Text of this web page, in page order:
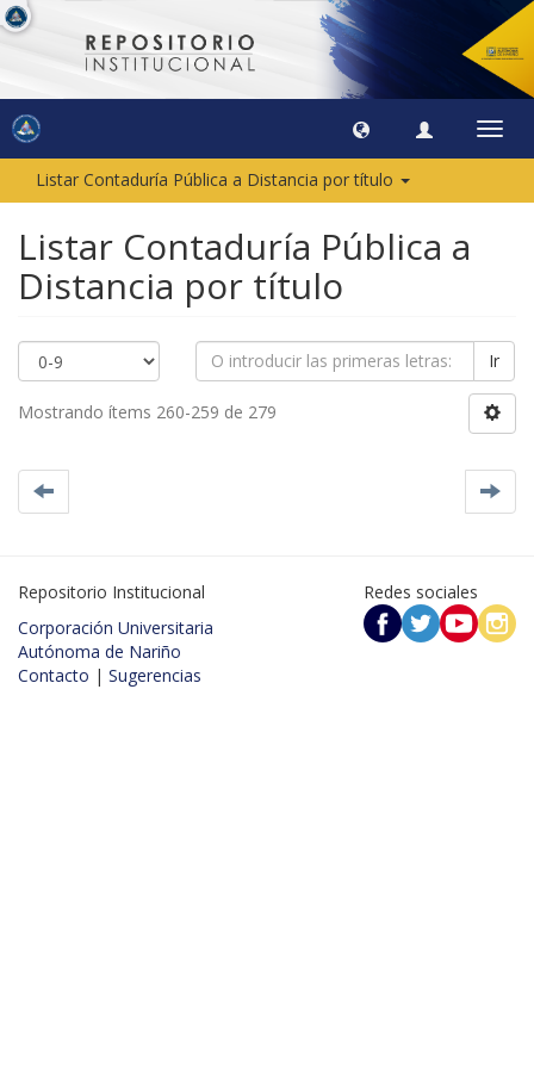
Listar Contaduría Pública a Distancia por título
Listar Contaduría Pública a
Distancia por título
Ir
Mostrando ítems 260-259 de 279
Repositorio Institucional
Corporación Universitaria
Autónoma de Nariño
Contacto | Sugerencias
Redes sociales